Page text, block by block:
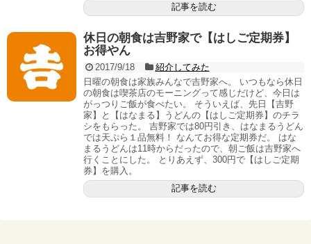
記事を読む
休日の朝食は吉野家で【はしご定期券】
お得やん
2017/9/18
紹介してみた
日曜の朝食は家族みんなで吉野家へ。 いつもなら休日
の朝食は喫茶店のモーニングって感じだけど、今日は
がっつりご飯が食べたい。 そういえば、先日【吉野
家】と【はなまる】うどんの【はしご定期券】のチラ
シをもらった。 吉野家では80円引き、はなまるうどん
では天ぷら１品無料！ なんてお得な定期券だ。 はな
まるうどんは11時からだったので、朝ご飯は吉野家へ
行くことにした。 とりあえず、300円で【はしご定期
券】を購入。
記事を読む